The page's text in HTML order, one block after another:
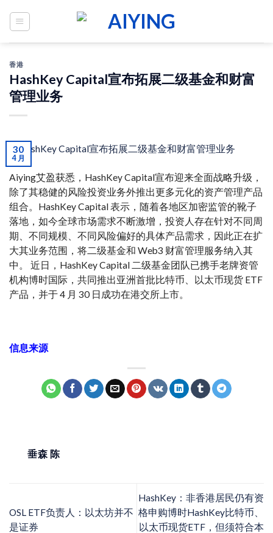
香港
HashKey Capital宣布拓展二级基金和财富
管理业务
30
4 月
Aiying艾盈获悉，HashKey Capital宣布迎来全面战略升级，
除了其稳健的风险投资业务外推出更多元化的资产管理产品
组合。HashKey Capital 表示，随着各地区加密监管的靴子
落地，如今全球市场需求不断激增，投资人存在针对不同周
期、不同规模、不同风险偏好的具体产品需求，因此正在扩
大其业务范围，将二级基金和 Web3 财富管理服务纳入其
中。 近日，HashKey Capital 二级基金团队已携手老牌资管
机构博时国际，共同推出亚洲首批比特币、以太币现货 ETF
产品，并于 4 月 30 日成功在港交所上市。
信息来源
垂森 陈
OSL ETF负责人：以太坊并不
是证券
HashKey：非香港居民仍有资
格申购博时HashKey比特币、
以太币现货ETF，但须符合本